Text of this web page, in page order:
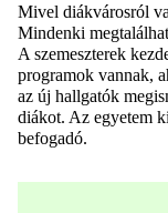
Mivel diákvárosról
Mindenki
A szemeszterek
programok vannak,
az új hallgatók
diákot. Az egyetem
befogadó.